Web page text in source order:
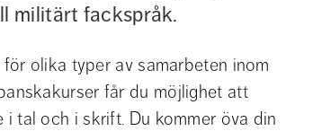
militärt fackspråk.
olika typer av samarbeten inom
får du möjlighet att
tal och i skrift. Du kommer öva din